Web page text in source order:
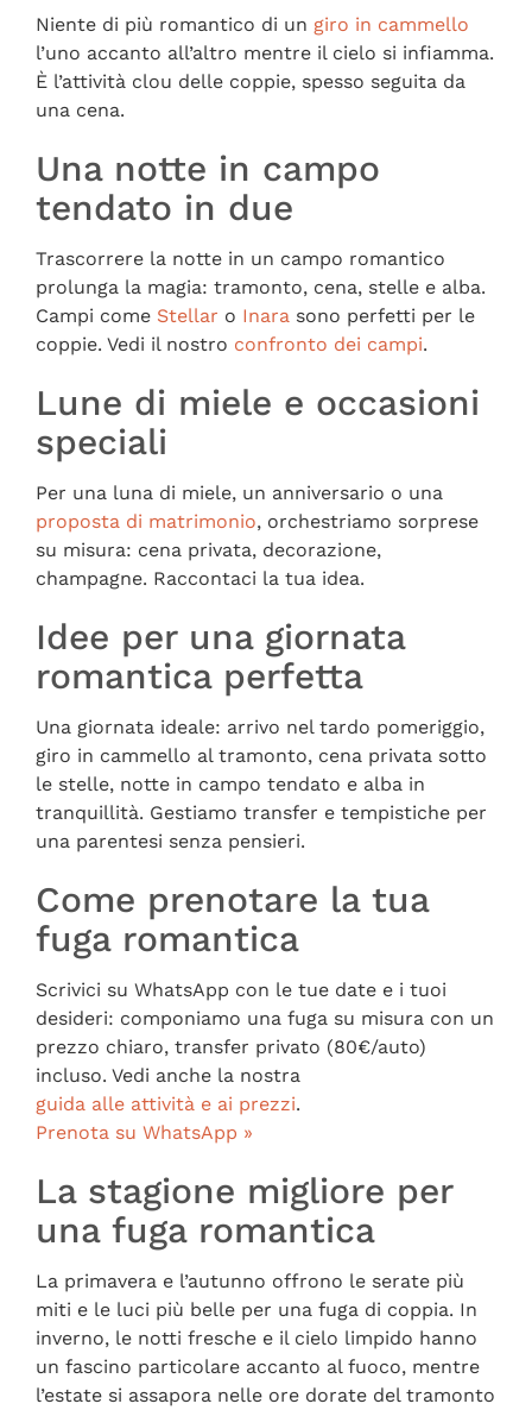
Niente di più romantico di un giro in cammello
l’uno accanto all’altro mentre il cielo si infiamma.
È l’attività clou delle coppie, spesso seguita da
una cena.
Una notte in campo
tendato in due
Trascorrere la notte in un campo romantico
prolunga la magia: tramonto, cena, stelle e alba.
Campi come Stellar o Inara sono perfetti per le
coppie. Vedi il nostro confronto dei campi.
Lune di miele e occasioni
speciali
Per una luna di miele, un anniversario o una
proposta di matrimonio, orchestriamo sorprese
su misura: cena privata, decorazione,
champagne. Raccontaci la tua idea.
Idee per una giornata
romantica perfetta
Una giornata ideale: arrivo nel tardo pomeriggio,
giro in cammello al tramonto, cena privata sotto
le stelle, notte in campo tendato e alba in
tranquillità. Gestiamo transfer e tempistiche per
una parentesi senza pensieri.
Come prenotare la tua
fuga romantica
Scrivici su WhatsApp con le tue date e i tuoi
desideri: componiamo una fuga su misura con un
prezzo chiaro, transfer privato (80€/auto)
incluso. Vedi anche la nostra
guida alle attività e ai prezzi.
Prenota su WhatsApp »
La stagione migliore per
una fuga romantica
La primavera e l’autunno offrono le serate più
miti e le luci più belle per una fuga di coppia. In
inverno, le notti fresche e il cielo limpido hanno
un fascino particolare accanto al fuoco, mentre
l’estate si assapora nelle ore dorate del tramonto